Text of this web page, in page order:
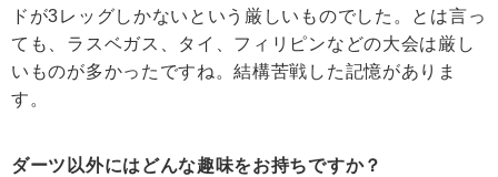
ドが3レッグしかないという厳しいものでした。とは言っ
ても、ラスベガス、タイ、フィリピンなどの大会は厳し
いものが多かったですね。結構苦戦した記憶がありま
す。
ダーツ以外にはどんな趣味をお持ちですか？